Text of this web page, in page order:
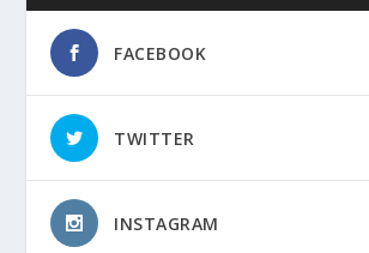
FACEBOOK
TWITTER
INSTAGRAM